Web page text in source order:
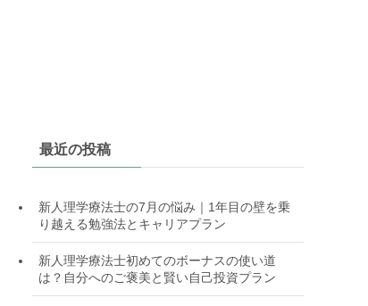
最近の投稿
新人理学療法士の7月の悩み｜1年目の壁を乗
り越える勉強法とキャリアプラン
新人理学療法士初めてのボーナスの使い道
は？自分へのご褒美と賢い自己投資プラン